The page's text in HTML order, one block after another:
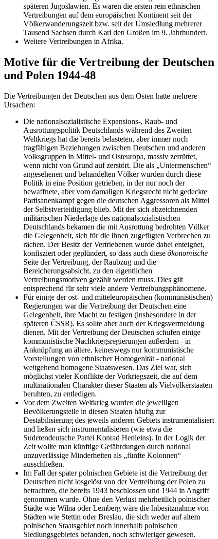
späteren Jugoslawien. Es waren die ersten rein ethnischen
Vertreibungen auf dem europäischen Kontinent seit der
Völkerwanderungszeit bzw. seit der Umsiedlung mehrerer
Tausend Sachsen durch Karl den Großen im 9. Jahrhundert.
Weitere Vertreibungen in Afrika.
Motive für die Vertreibung der Deutschen
und Polen 1944-48
Die Vertreibungen der Deutschen aus dem Osten hatte mehrere
Ursachen:
Die nationalsozialistische Expansions-, Raub- und
Ausrottungspolitik Deutschlands während des Zweiten
Weltkriegs hat die bereits belasteten, aber immer noch
tragfähigen Beziehungen zwischen Deutschen und anderen
Volksgruppen in Mittel- und Osteuropa, massiv zerrüttet,
wenn nicht von Grund auf zerstört. Die als
Untermenschen
angesehenen und behandelten Völker wurden durch diese
Politik in eine Position getrieben, in der nur noch der
bewaffnete, aber vom damaligen Kriegsrecht nicht gedeckte
Partisanenkampf gegen die deutschen Aggressoren als Mittel
der Selbstverteidigung blieb. Mit der sich abzeichnenden
militärischen Niederlage des nationalsozialistischen
Deutschlands bekamen die mit Ausrottung bedrohten Völker
die Gelegenheit, sich für die ihnen zugefügten Verbrechen zu
rächen. Der Besitz der Vertriebenen wurde dabei enteignet,
konfisziert oder geplündert, so dass auch diese ökonomische
Seite der Vertreibung, der Raubzug und die
Bereicherungsabsicht, zu den eigentlichen
Vertreibungsmotiven gezählt werden muss. Dies gilt
entsprechend für sehr viele andere Vertreibungsphänomene.
Für einige der ost- und mitteleuropäischen (kommunistischen)
Regierungen war die Vertreibung der Deutschen eine
Gelegenheit, ihre Macht zu festigen (insbesondere in der
späteren ČSSR). Es sollte aber auch der Kriegsvermeidung
dienen. Mit der Vertreibung der Deutschen schufen einige
kommunistische Nachkriegsregierungen außerdem - in
Anknüpfung an ältere, keineswegs nur kommunistische
Vorstellungen von ethnischer Homogenität - national
weitgehend homogene Staatswesen. Das Ziel war, sich
möglichst vieler Konflikte der Vorkriegszeit, die auf dem
multinationalen Charakter dieser Staaten als Vielvölkerstaaten
beruhten, zu entledigen.
Vor dem Zweiten Weltkrieg wurden die jeweiligen
Bevölkerungsteile in diesen Staaten häufig zur
Destabilisierung des jeweils anderen Gebiets instrumentalisiert
und ließen sich instrumentalisieren (wie etwa die
Sudetendeutsche Partei Konrad Henleins). In der Logik der
Zeit wollte man künftige Gefährdungen durch national
unzuverlässige Minderheiten als
fünfte Kolonnen
ausschließen.
Im Fall der später polnischen Gebiete ist die Vertreibung der
Deutschen nicht losgelöst von der Vertreibung der Polen zu
betrachten, die bereits 1943 beschlossen und 1944 in Angriff
genommen wurde. Ohne den Verlust mehrheitlich polnischer
Städte wie Wilna oder Lemberg wäre die Inbesitznahme von
Städten wie Stettin oder Breslau, die sich weder auf altem
polnischen Staatsgebiet noch innerhalb polnischen
Siedlungsgebietes befanden, noch schwieriger gewesen.